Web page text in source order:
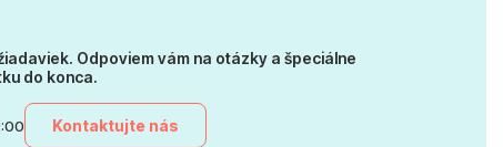
Odpoviem vám na otázky a špeciálne
do konca.
Kontaktujte nás